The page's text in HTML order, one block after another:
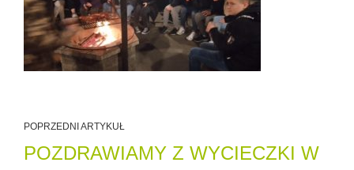
POPRZEDNI ARTYKUŁ
POZDRAWIAMY Z WYCIECZKI W